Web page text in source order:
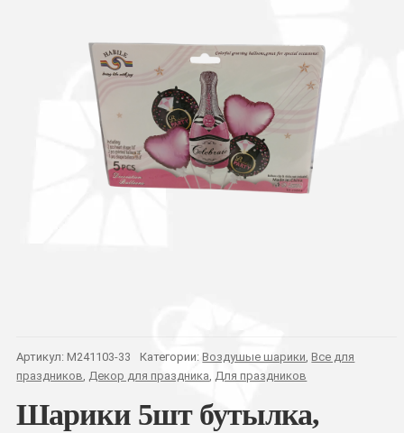
Артикул: M241103-33 Категории:Воздушые шарики, Все для
праздников, Декор для праздника, Для праздников
Шарики 5шт бутылка,